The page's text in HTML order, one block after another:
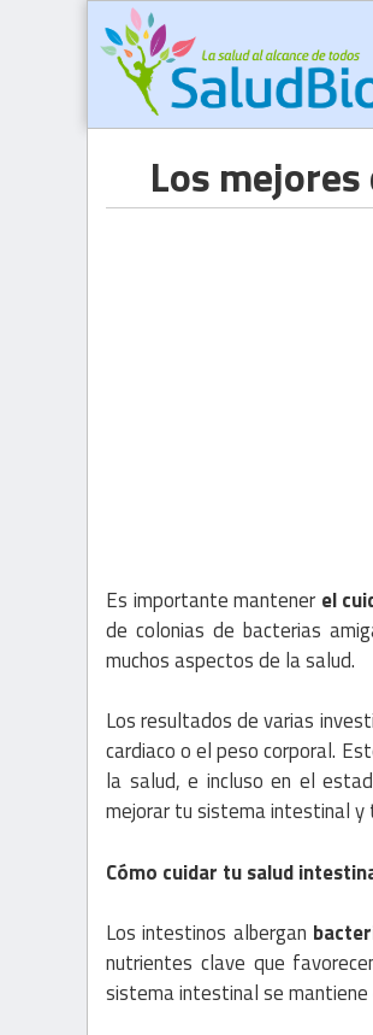
Los
Es importante mantener el
de colonias de bacterias
muchos aspectos de la salud.
Los resultados de varias
cardiaco o el peso corporal.
la salud, e incluso en el
mejorar tu sistema intestinal y
Cómo cuidar tu salud
Los intestinos albergan
nutrientes clave que
sistema intestinal se mantiene